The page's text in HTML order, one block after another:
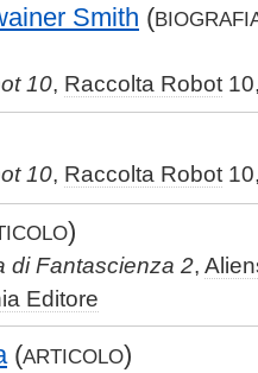
Smith (
10, Raccolta Robot
10, Raccolta Robot
)
di Fantascienza 2,
Editore
(ARTICOLO)